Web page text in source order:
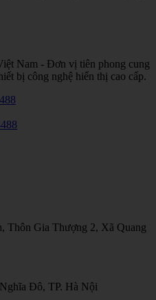
Nam - Đơn vị tiên phong cung
bị công nghệ hiển thị cao cấp.
Thôn Gia Thượng 2, Xã Quang
Đô, TP. Hà Nội